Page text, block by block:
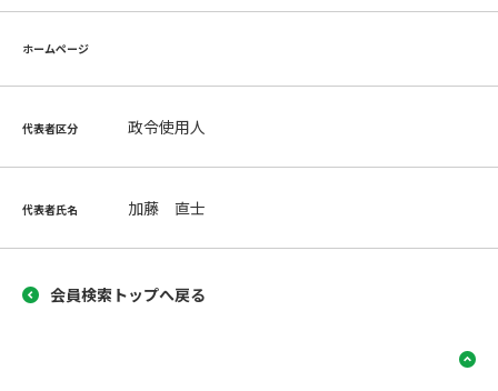
ホームページ
代表者区分 政令使用人
代表者氏名 加藤 直士
会員検索トップへ戻る